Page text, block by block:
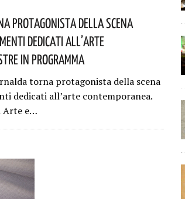
Protagonista Della Scena
Dedicati All’arte
In Programma
torna protagonista della scena
dedicati all’arte contemporanea.
Arte e…